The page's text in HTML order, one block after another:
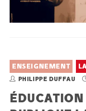
ENSEIGNEMENT
PHILIPPE DUFFAU